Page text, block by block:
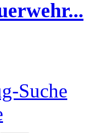
Suche